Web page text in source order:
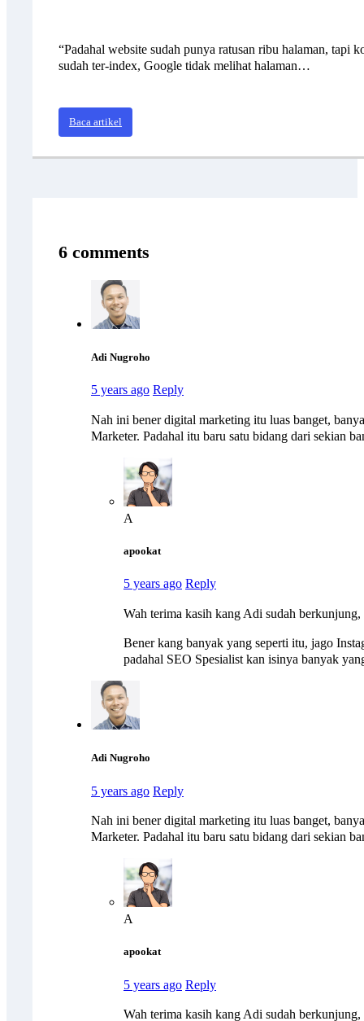
“Padahal website sudah punya ratusan ribu halaman,
sudah ter-index, Google tidak melihat halaman…
Baca artikel
6 comments
Adi Nugroho
5 years ago Reply
Nah ini bener digital marketing itu luas banget,
Marketer. Padahal itu baru satu bidang dari sekian
A
apookat
5 years ago Reply
Wah terima kasih kang Adi sudah
Bener kang banyak yang seperti itu, jago
padahal SEO Spesialist kan isinya banyak
Adi Nugroho
5 years ago Reply
Nah ini bener digital marketing itu luas banget,
Marketer. Padahal itu baru satu bidang dari sekian
A
apookat
5 years ago Reply
Wah terima kasih kang Adi sudah